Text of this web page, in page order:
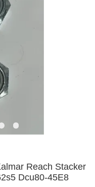
Reach Stacker
Dcu80-45E8